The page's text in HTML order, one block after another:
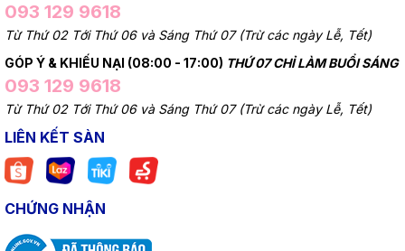
093 129 9618
Từ Thứ 02 Tới Thứ 06 và Sáng Thứ 07 (Trừ các ngày Lễ, Tết)
GÓP Ý & KHIẾU NẠI (08:00 - 17:00) THỨ 07 CHỈ LÀM BUỔI SÁNG
093 129 9618
Từ Thứ 02 Tới Thứ 06 và Sáng Thứ 07 (Trừ các ngày Lễ, Tết)
LIÊN KẾT SÀN
CHỨNG NHẬN